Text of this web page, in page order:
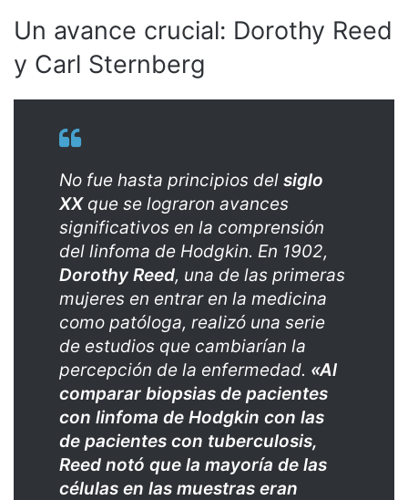
Un avance crucial: Dorothy Reed
y Carl Sternberg
No fue hasta principios del siglo
XXque se lograron avances
significativos en la comprensión
del linfoma de Hodgkin. En 1902,
Dorothy Reed, una de las primeras
mujeres en entrar en la medicina
como patóloga, realizó una serie
de estudios que cambiarían la
percepción de la enfermedad. «Al
comparar biopsias de pacientes
con linfoma de Hodgkin con las
de pacientes con tuberculosis,
Reed notó que la mayoría de las
células en las muestras eran